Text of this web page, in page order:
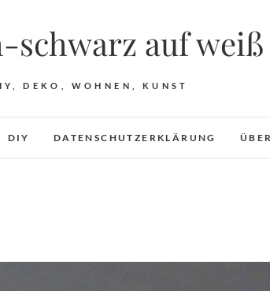
schwarz auf weiß
DEKO, WOHNEN, KUNST
DIY DATENSCHUTZERKLÄRUNG